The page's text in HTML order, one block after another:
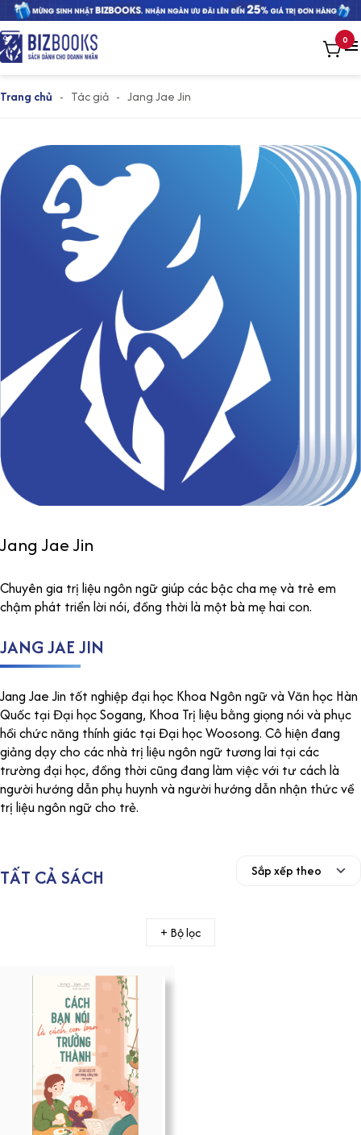
0
Trang chủ - Tác giả - Jang Jae Jin
Jang Jae Jin
Chuyên gia trị liệu ngôn ngữ giúp các bậc cha mẹ và trẻ em
chậm phát triển lời nói, đồng thời là một bà mẹ hai con.
JANG JAE JIN
Jang Jae Jin tốt nghiệp đại học Khoa Ngôn ngữ và Văn học Hàn
Quốc tại Đại học Sogang, Khoa Trị liệu bằng giọng nói và phục
hồi chức năng thính giác tại Đại học Woosong. Cô hiện đang
giảng dạy cho các nhà trị liệu ngôn ngữ tương lai tại các
trường đại học, đồng thời cũng đang làm việc với tư cách là
người hướng dẫn phụ huynh và người hướng dẫn nhận thức về
trị liệu ngôn ngữ cho trẻ.
TẤT CẢ SÁCH
+ Bộ lọc